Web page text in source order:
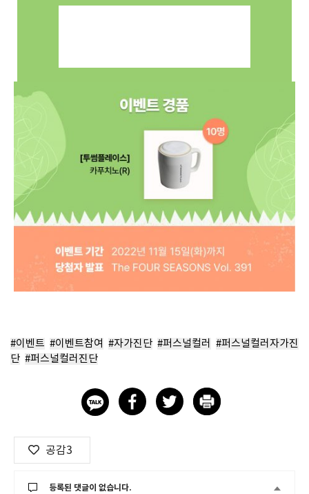
#이벤트 #이벤트참여 #자가진단 #퍼스널컬러
#퍼스널컬러자가진
단 #퍼스널컬러진단
공감3
등록된 댓글이 없습니다.